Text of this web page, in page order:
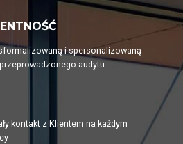
i spersonalizowaną
audytu
kontakt z Klientem na każdym